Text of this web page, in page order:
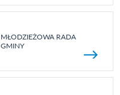
MŁODZIEŻOWA RADA
GMINY